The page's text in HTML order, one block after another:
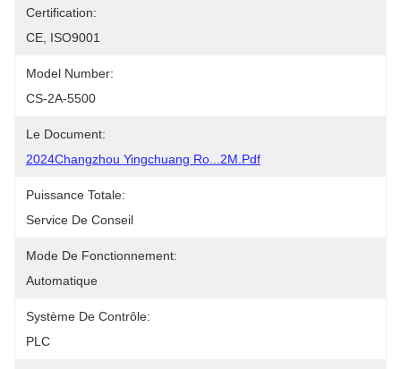
Certification:
CE, ISO9001
Model Number:
CS-2A-5500
Le Document:
2024Changzhou Yingchuang Ro...2M.pdf
Puissance Totale:
Service De Conseil
Mode De Fonctionnement:
Automatique
Système De Contrôle:
PLC